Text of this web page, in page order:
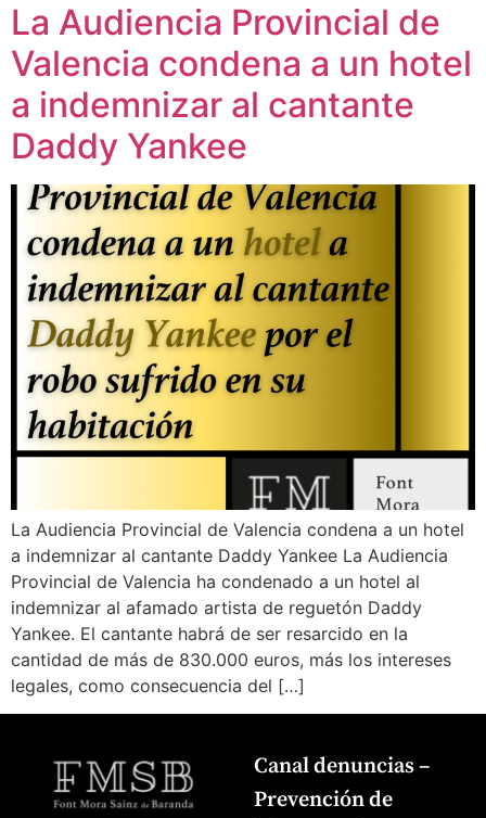
La Audiencia Provincial de
Valencia condena a un hotel
a indemnizar al cantante
Daddy Yankee
La Audiencia Provincial de Valencia condena a un hotel
a indemnizar al cantante Daddy Yankee La Audiencia
Provincial de Valencia ha condenado a un hotel al
indemnizar al afamado artista de reguetón Daddy
Yankee. El cantante habrá de ser resarcido en la
cantidad de más de 830.000 euros, más los intereses
legales, como consecuencia del […]
Canal denuncias –
Prevención de